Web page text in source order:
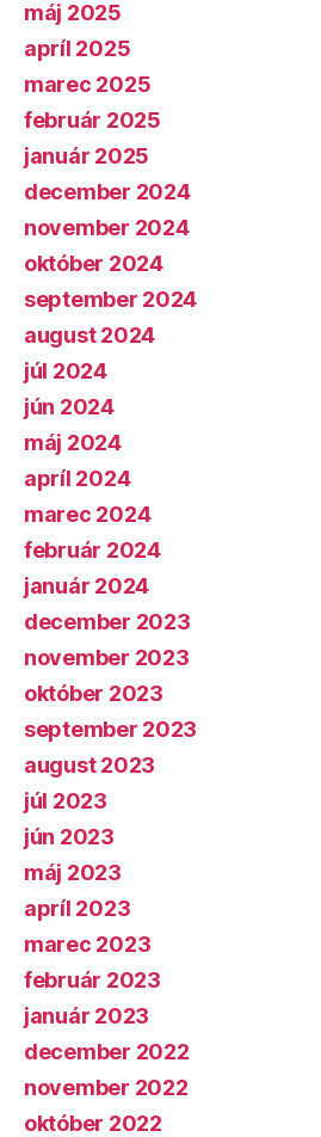
máj 2025
apríl 2025
marec 2025
február 2025
január 2025
december 2024
november 2024
október 2024
september 2024
august 2024
júl 2024
jún 2024
máj 2024
apríl 2024
marec 2024
február 2024
január 2024
december 2023
november 2023
október 2023
september 2023
august 2023
júl 2023
jún 2023
máj 2023
apríl 2023
marec 2023
február 2023
január 2023
december 2022
november 2022
október 2022